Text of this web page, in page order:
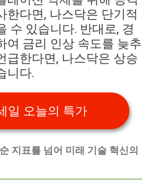
한다면, 나스닥은 단기적
수 있습니다. 반대로, 경
여 금리 인상 속도를 늦추
급한다면, 나스닥은 상승
니다.
일 오늘의 특가
지표를 넘어 미래 기술 혁신의